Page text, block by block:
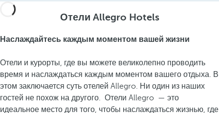
Отели Allegro Hotels
Наслаждайтесь каждым моментом вашей жизни
Отели и курорты, где вы можете великолепно проводить
время и наслаждаться каждым моментом вашего отдыха. В
этом заключается суть отелей Allegro. Ни один из наших
гостей не похож на другого. Отели Allegro — это
идеальное место для того, чтобы наслаждаться жизнью, где